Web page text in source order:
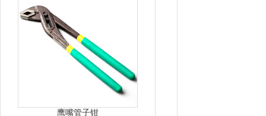
鹰嘴管子钳